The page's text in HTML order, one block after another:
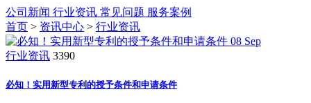
公司新闻 行业资讯 常见问题 服务案例
首页 > 资讯中心 > 行业资讯
08 Sep
行业资讯 3390
必知！实用新型专利的授予条件和申请条件